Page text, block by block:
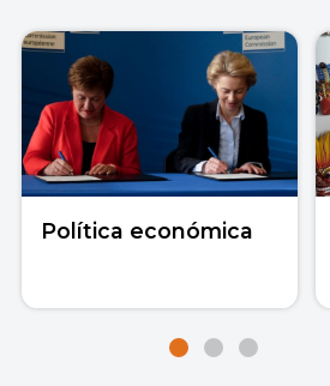
Política económica